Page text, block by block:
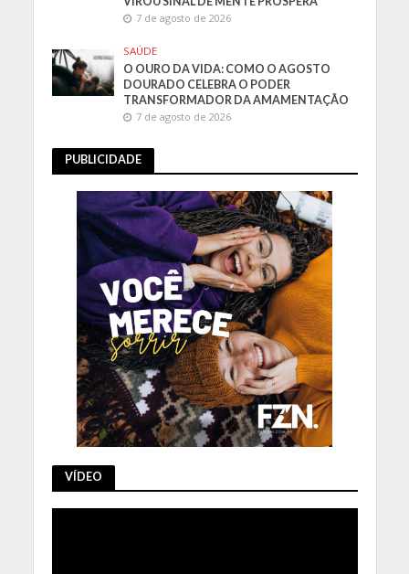
7 de agosto de 2026
SAÚDE
O OURO DA VIDA: COMO O AGOSTO
DOURADO CELEBRA O PODER
TRANSFORMADOR DA AMAMENTAÇÃO
7 de agosto de 2026
PUBLICIDADE
VÍDEO